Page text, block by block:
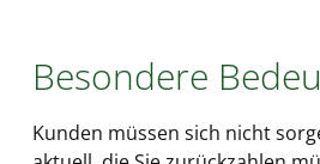
Besondere
Kunden müssen sich nicht